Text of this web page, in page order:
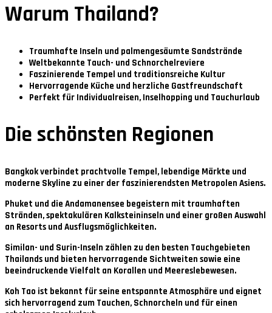
Warum Thailand?
Traumhafte Inseln und palmengesäumte Sandstrände
Weltbekannte Tauch- und Schnorchelreviere
Faszinierende Tempel und traditionsreiche Kultur
Hervorragende Küche und herzliche Gastfreundschaft
Perfekt für Individualreisen, Inselhopping und Tauchurlaub
Die schönsten Regionen
Bangkokverbindet prachtvolle Tempel, lebendige Märkte und
moderne Skyline zu einer der faszinierendsten Metropolen Asiens.
Phuket und die Andamanensee begeistern mit traumhaften
Stränden, spektakulären Kalksteininseln und einer großen Auswahl
an Resorts und Ausflugsmöglichkeiten.
Similan- und Surin-Inseln zählen zu den besten Tauchgebieten
Thailands und bieten hervorragende Sichtweiten sowie eine
beeindruckende Vielfalt an Korallen und Meereslebewesen.
Koh Tao ist bekannt für seine entspannte Atmosphäre und eignet
sich hervorragend zum Tauchen, Schnorcheln und für einen